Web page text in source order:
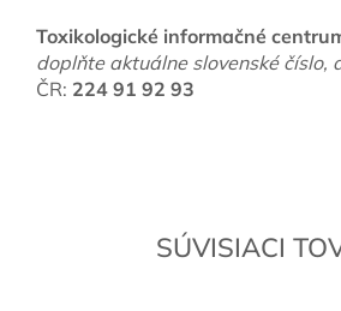
SÚVISIACI
Toxikologické informačné
doplňte aktuálne slovenské číslo,
ČR: 224 91 92 93